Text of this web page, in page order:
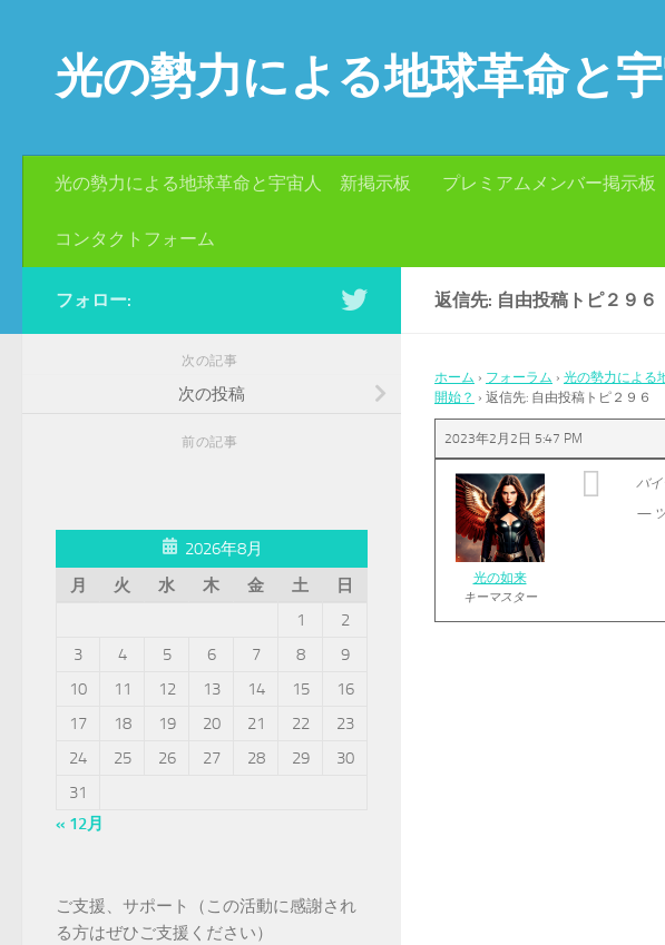
光の勢力による地球革命と
光の勢力による地球革命と宇宙人 新掲示板 プレミアムメンバー掲示板
コンタクトフォーム
返信先: 自由投稿トピ２９
ホーム › フォーラム › 光の勢力による
開始？ › 返信先: 自由投稿トピ２９６
2023年2月2日 5:47 PM
光の如来
キーマスター
バイ
— ツ
フォロー:
次の記事
次の投稿
前の記事
2026年8月
月
火 水 木 金 土
日
1
2
3
4 5 6 7 8
9
10
11 12 13 14 15
16
17
18 19 20 21 22
23
24
25 26 27 28 29
30
31
« 12月
ご支援、サポート（この活動に感謝され
る方はぜひご支援ください）